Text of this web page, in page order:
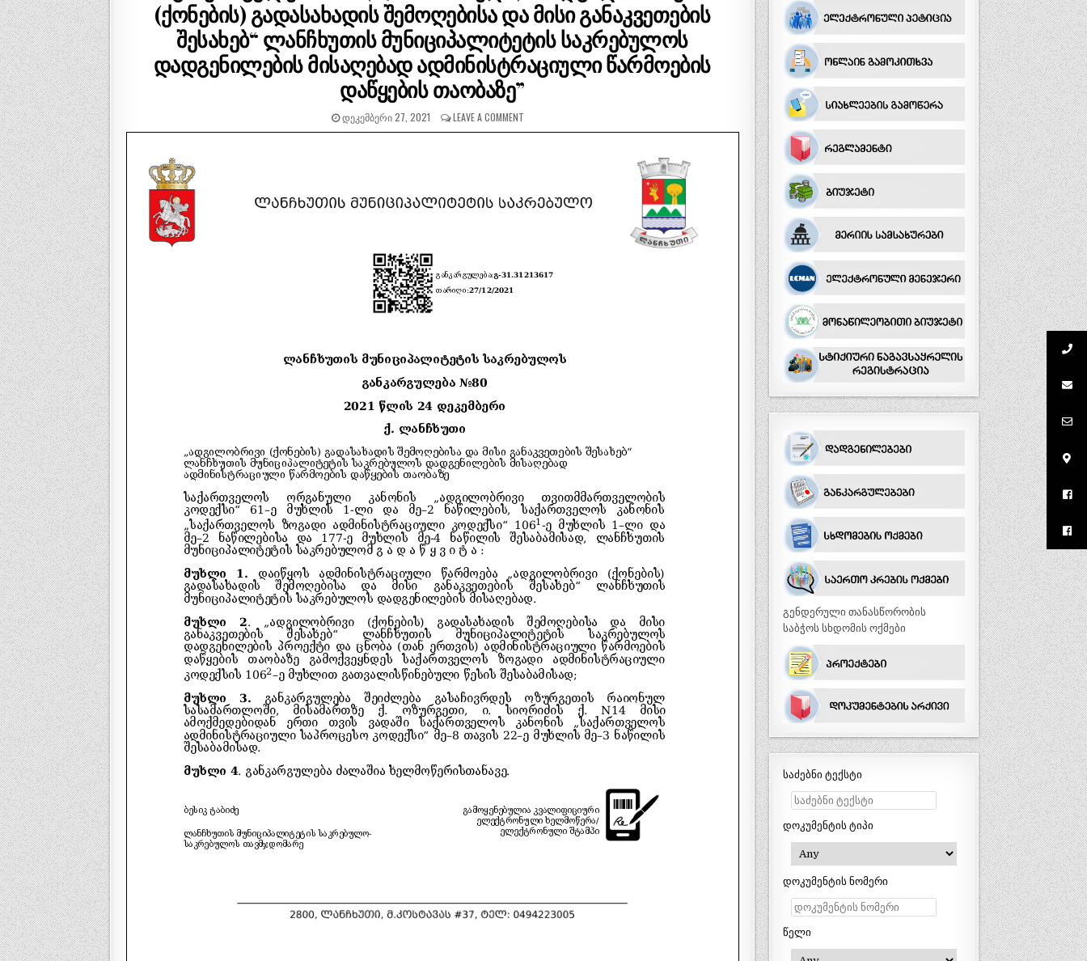
(ქონების) გადასახადის შემოღებისა და მისი განაკვეთების
შესახებ“ ლანჩხუთის მუნიციპალიტეტის საკრებულოს
დადგენილების მისაღებად ადმინისტრაციული წარმოების
დაწყების თაობაზე”
ᲓᲔᲙᲔᲛᲑᲔᲠᲘ 27, 2021 LEAVE A COMMENT
გენდერული თანასწორობის
საბჭოს სხდომის ოქმები
საძებნი ტექსტი
დოკუმენტის ტიპი
დოკუმენტის ნომერი
წელი